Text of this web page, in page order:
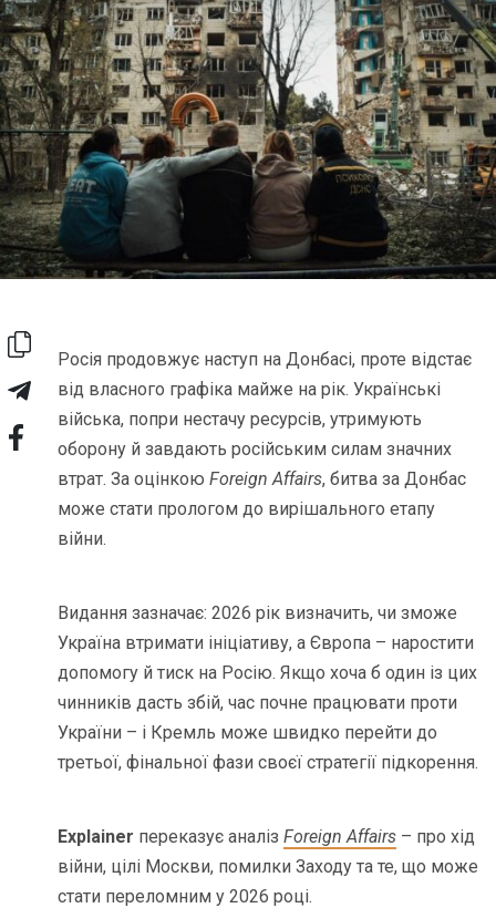
Росія продовжує наступ на Донбасі, проте відстає
від власного графіка майже на рік. Українські
війська, попри нестачу ресурсів, утримують
оборону й завдають російським силам значних
втрат. За оцінкоюForeign Affairs, битва за Донбас
може стати прологом до вирішального етапу
війни.
Видання зазначає: 2026 рік визначить, чи зможе
Україна втримати ініціативу, а Європа – наростити
допомогу й тиск на Росію. Якщо хоча б один із цих
чинників дасть збій, час почне працювати проти
України – і Кремль може швидко перейти до
третьої, фінальної фази своєї стратегії підкорення.
Explainer переказує аналізForeign Affairs – про хід
війни, цілі Москви, помилки Заходу та те, що може
стати переломним у 2026 році.